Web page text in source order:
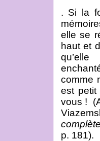
. Si la
elle se
haut et
comme
est petit
vous !
p. 181).